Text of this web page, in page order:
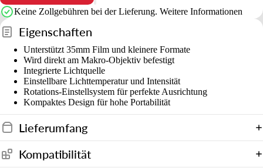
Keine Zollgebühren bei der Lieferung. Weitere Informationen
Eigenschaften
Unterstützt 35mm Film und kleinere Formate
Wird direkt am Makro-Objektiv befestigt
Integrierte Lichtquelle
Einstellbare Lichttemperatur und Intensität
Rotations-Einstellsystem für perfekte Ausrichtung
Kompaktes Design für hohe Portabilität
Lieferumfang
Kompatibilität